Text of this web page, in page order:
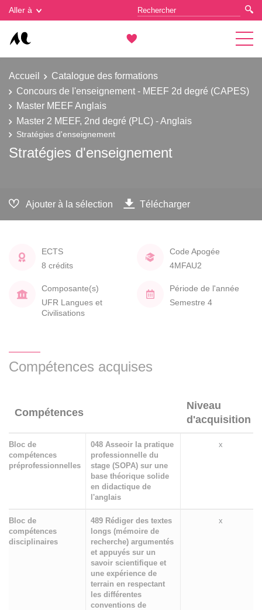
Aller à
Accueil
Catalogue des formations
Concours de l'enseignement - MEEF 2d degré (CAPES)
Master MEEF Anglais
Master 2 MEEF, 2nd degré (PLC) - Anglais
Stratégies d'enseignement
Stratégies d'enseignement
Ajouter à la sélection Télécharger
ECTS
8 crédits
Code Apogée
4MFAU2
Composante(s)
UFR Langues et
Civilisations
Période de l'année
Semestre 4
Compétences acquises
Compétences
Niveau
d'acquisition
Bloc de
compétences
préprofessionnelles
048 Asseoir la pratique
professionnelle du
stage (SOPA) sur une
base théorique solide
en didactique de
l'anglais
x
Bloc de
compétences
disciplinaires
489 Rédiger des textes
longs (mémoire de
recherche) argumentés
et appuyés sur un
savoir scientifique et
une expérience de
terrain en respectant
les différentes
conventions de
x
Gestion des cookies